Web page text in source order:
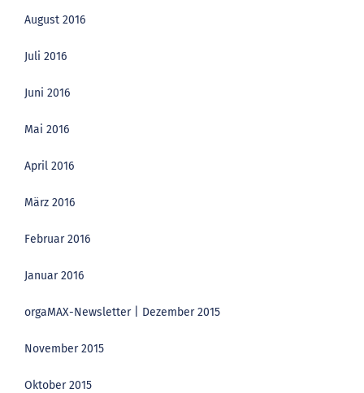
August 2016
Juli 2016
Juni 2016
Mai 2016
April 2016
März 2016
Februar 2016
Januar 2016
orgaMAX-Newsletter | Dezember 2015
November 2015
Oktober 2015